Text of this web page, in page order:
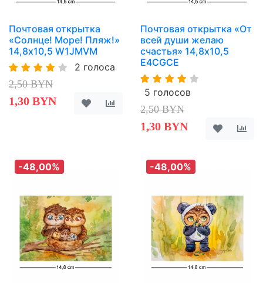
Почтовая открытка
«Солнце! Море! Пляж!»
14,8х10,5 W1JMVM
2 голоса
2,50 BYN
1,30 BYN
Почтовая открытка «От
всей души желаю
счастья» 14,8х10,5
E4CGCE
5 голосов
2,50 BYN
1,30 BYN
-48,00% -48,00%